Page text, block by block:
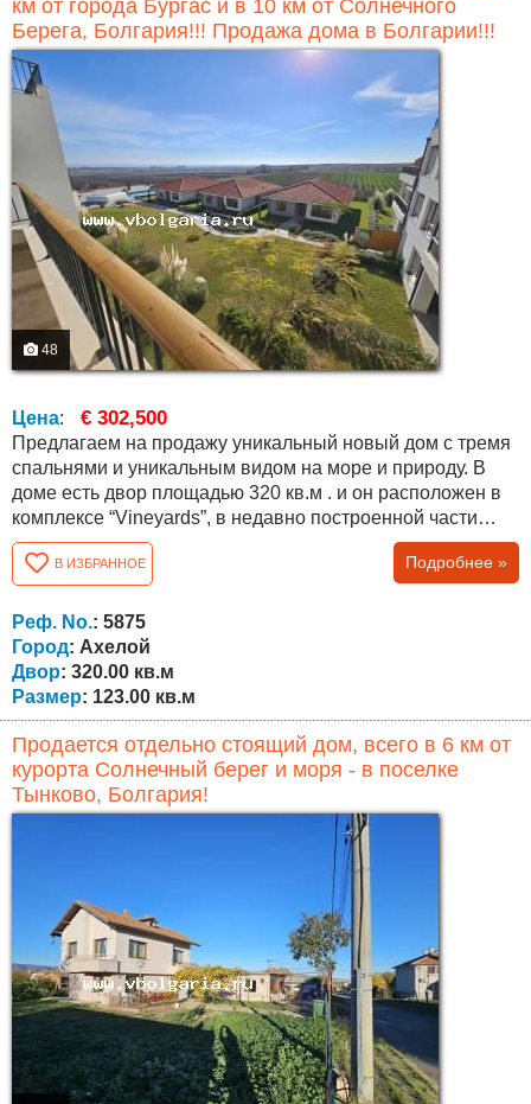
км от города Бургас и в 10 км от Солнечного
Берега, Болгария!!! Продажа дома в Болгарии!!!
48
Цена: € 302,500
Предлагаем на продажу уникальный новый дом с тремя
спальнями и уникальным видом на море и природу. В
доме есть двор площадью 320 кв.м . и он расположен в
комплексе “Vineyards”, в недавно построенной части
“Panorama Vineyards”. Общая площадь дома составляет
112,8 кв.м., распределенных между большой гостиной с
высотой потолков 4,5 м, тремя спальнями, коридором,
двумя ванными комнатами, хозяйственным
помещением и верандой, во всех комнатах высота...
В ИЗБРАННОЕ Подробнее »
Реф. No.: 5875
Город: Ахелой
Двор: 320.00 кв.м
Размер: 123.00 кв.м
Продается отдельно стоящий дом, всего в 6 км от
курорта Солнечный берег и моря - в поселке
Тынково, Болгария!